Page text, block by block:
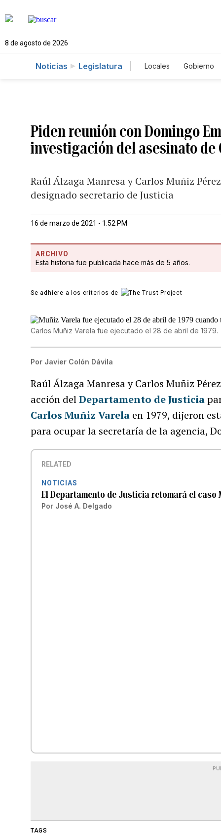
8 de agosto de 2026
Noticias Legislatura Locales
Gobierno
Piden reunión con Domingo
investigación del asesinato de
Raúl Álzaga Manresa y Carlos Muñiz
designado secretario de Justicia
16 de marzo de 2021 - 1:52 PM
ARCHIVO
Esta historia fue publicada hace más de 5 años.
Se adhiere a los criterios de
Carlos Muñiz Varela fue ejecutado el 28 de abril de 1979.
Por Javier Colón Dávila
Raúl Álzaga Manresa y Carlos Muñiz
acción delDepartamento de Justicia
Carlos Muñiz Varela en 1979, dijeron
para ocupar la secretaría de la agencia,
RELATED
NOTICIAS
El Departamento de Justicia retomará el caso
Por José A. Delgado
TAGS